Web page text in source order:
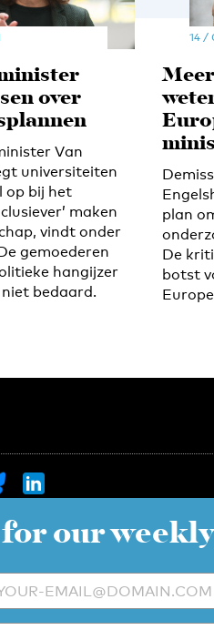
over
Van
universiteiten
op bij het
maken
vindt onder
gemoederen
hangijzer
bedaard.
14 /
plan
De
botst
Sign up for our weekly
our